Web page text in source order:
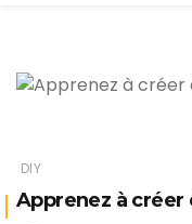
DIY
Apprenez à créer